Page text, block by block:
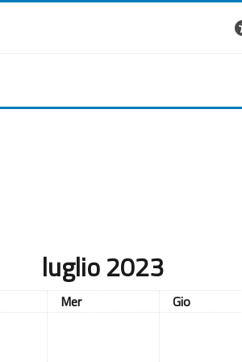
luglio 2023
Mercoledì
Mer Giovedì
Gio